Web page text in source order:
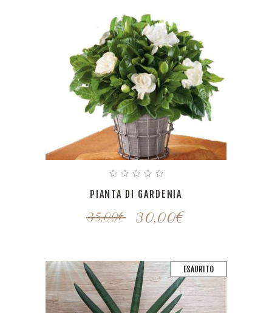
PIANTA DI GARDENIA
35,00€ 30,00€
ESAURITO